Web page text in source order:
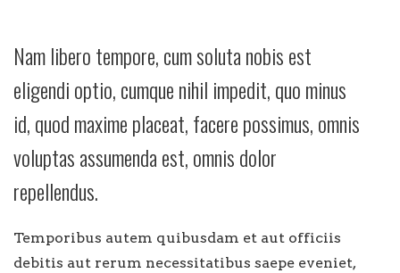
Nam libero tempore, cum soluta nobis est
eligendi optio, cumque nihil impedit, quo minus
id, quod maxime placeat, facere possimus, omnis
voluptas assumenda est, omnis dolor
repellendus.
Temporibus autem quibusdam et aut officiis
debitis aut rerum necessitatibus saepe eveniet,